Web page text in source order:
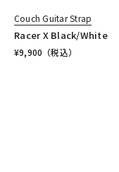
Couch Guitar Strap
Racer X Black/White
¥9,900 （税込）